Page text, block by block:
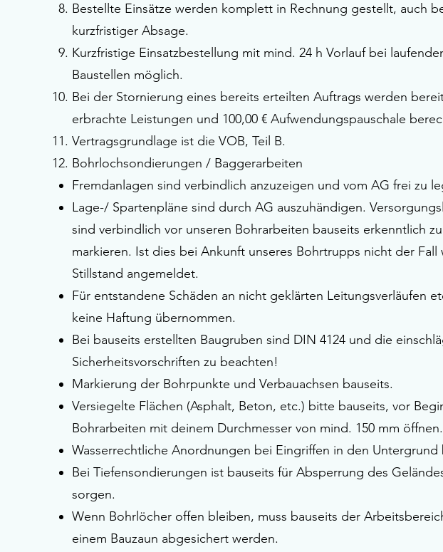
Bestellte Einsätze werden komplett in Rechnung gestellt, auch
kurzfristiger Absage.
Kurzfristige Einsatzbestellung mit mind. 24 h Vorlauf bei
Baustellen möglich.
Bei der Stornierung eines bereits erteilten Auftrags werden
erbrachte Leistungen und 100,00 € Aufwendungspauschale
Vertragsgrundlage ist die VOB, Teil B.
Bohrlochsondierungen / Baggerarbeiten
Fremdanlagen sind verbindlich anzuzeigen und vom AG frei zu
Lage-/ Spartenpläne sind durch AG auszuhändigen.
sind verbindlich vor unseren Bohrarbeiten bauseits erkenntlich zu
markieren. Ist dies bei Ankunft unseres Bohrtrupps nicht der Fall
Stillstand angemeldet.
Für entstandene Schäden an nicht geklärten Leitungsverläufen
keine Haftung übernommen.
Bei bauseits erstellten Baugruben sind DIN 4124 und die
Sicherheitsvorschriften zu beachten!
Markierung der Bohrpunkte und Verbauachsen bauseits.
Versiegelte Flächen (Asphalt, Beton, etc.) bitte bauseits, vor
Bohrarbeiten mit deinem Durchmesser von mind. 150 mm öffnen.
Wasserrechtliche Anordnungen bei Eingriffen in den Untergrund
Bei Tiefensondierungen ist bauseits für Absperrung des
sorgen.
Wenn Bohrlöcher offen bleiben, muss bauseits der
einem Bauzaun abgesichert werden.